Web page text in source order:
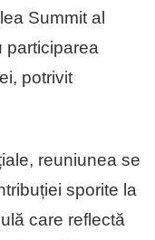
Summit al
participarea
potrivit
reuniunea se
sporite la
care reflectă